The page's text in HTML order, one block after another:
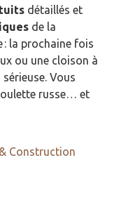
détaillés et
de la
: la prochaine fois
ou une cloison à
Vous
russe… et
Construction